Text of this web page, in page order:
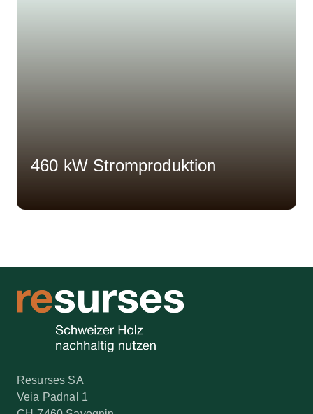
460 kW Stromproduktion
Resurses SA
Veia Padnal 1